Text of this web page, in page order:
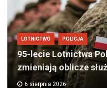
LOTNICTWO POLICJA
95-lecie Lotnictwa
zmieniają oblicze
6 sierpnia 2026